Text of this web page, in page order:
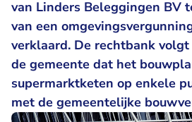
van Linders Beleggingen BV
van een
verklaard. De rechtbank
de gemeente dat het
supermarktketen op enkele
met de gemeentelijke